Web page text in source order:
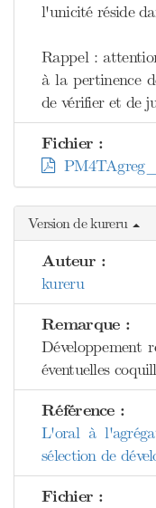
l'unicité réside
Rappel :
à la pertinence
de vérifier et de
Fichier :
Version de kureru
Auteur :
kureru
Remarque :
Développement
éventuelles
Référence :
L'oral à
sélection de
Fichier :